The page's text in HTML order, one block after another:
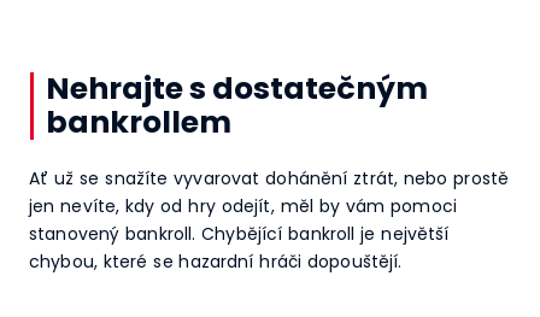
Nehrajte s dostatečným
bankrollem
Ať už se snažíte vyvarovat dohánění ztrát, nebo prostě
jen nevíte, kdy od hry odejít, měl by vám pomoci
stanovený bankroll. Chybějící bankroll je největší
chybou, které se hazardní hráči dopouštějí.